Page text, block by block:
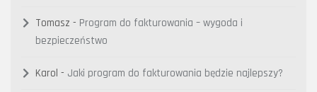
Tomasz - Program do fakturowania – wygoda i
bezpieczeństwo
Karol - Jaki program do fakturowania będzie najlepszy?